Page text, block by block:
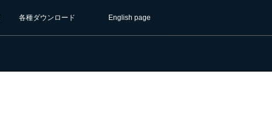
各種ダウンロード English page